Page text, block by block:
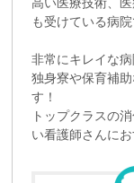
も受けている病院
非常にキレイな
独身寮や保育補
す！
トップクラスの
い看護師さんに